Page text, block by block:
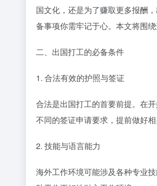
国文化，还是为了赚取更多报酬
备事项你需牢记于心。本文将围
二、出国打工的必备条件
1. 合法有效的护照与签证
合法是出国打工的首要前提。在
不同的签证申请要求，提前做好相
2. 技能与语言能力
海外工作环境可能涉及各种专业